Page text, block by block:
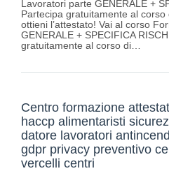
Lavoratori parte GENERALE +
Partecipa gratuitamente al
ottieni l’attestato! Vai al corso
GENERALE + SPECIFICA
gratuitamente al corso di…
Centro formazione
haccp alimentaristi
datore lavoratori
gdpr privacy preventivo
vercelli centri